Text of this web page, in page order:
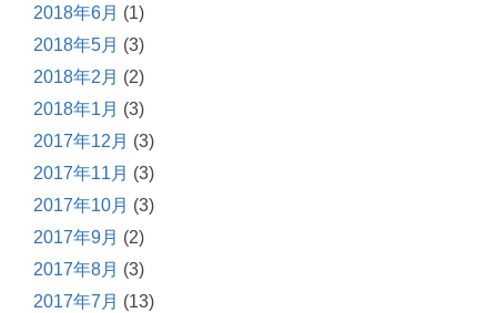
2018年6月 (1)
2018年5月 (3)
2018年2月 (2)
2018年1月 (3)
2017年12月 (3)
2017年11月 (3)
2017年10月 (3)
2017年9月 (2)
2017年8月 (3)
2017年7月 (13)